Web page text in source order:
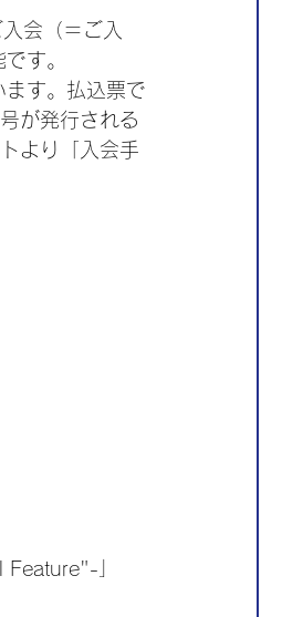
会（＝ご入
す。
す。払込票で
が発行される
より「入会手
」